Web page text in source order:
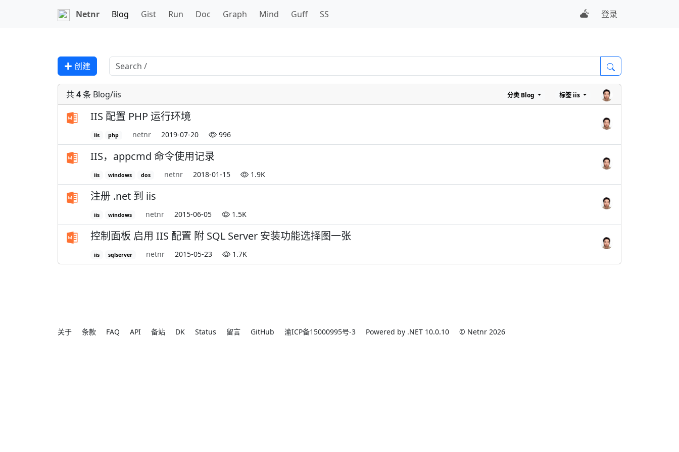
Netnr Blog Gist Run Doc Graph Mind Guff SS 登录
✚ 创建
共4条 Blog/iis 分类 Blog 标签 iis
IIS 配置 PHP 运行环境
iis php netnr 2019-07-20 996
IIS，appcmd 命令使用记录
iis windows dos netnr 2018-01-15 1.9K
注册 .net 到 iis
iis windows netnr 2015-06-05 1.5K
控制面板 启用 IIS 配置 附 SQL Server 安装功能选择图一张
iis sqlserver netnr 2015-05-23 1.7K
关于 条款 FAQ API 备站 DK Status 留言 GitHub 渝ICP备15000995号-3 Powered by .NET 10.0.10 © Netnr 2026